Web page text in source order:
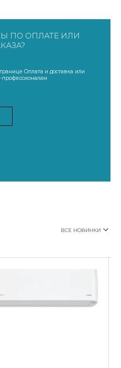
ПО ОПЛАТЕ ИЛИ
Оплата и доставка или
ВСЕ НОВИНКИ